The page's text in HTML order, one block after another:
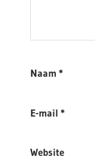
Naam *
E-mail *
Website